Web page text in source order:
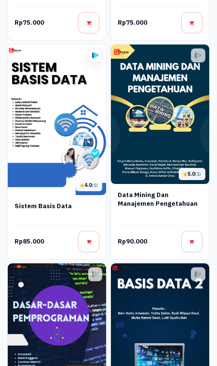
Rp75.000 Rp75.000
4.0(1)
Sistem Basis Data
Rp85.000
5.0(1)
Data Mining Dan
Manajemen Pengetahuan
Rp90.000